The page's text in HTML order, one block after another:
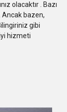
olacaktır . Bazı
bazen,
gibi
hizmeti